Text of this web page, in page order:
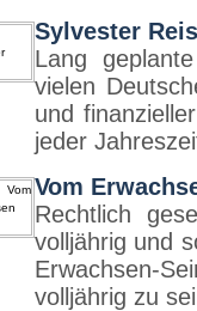
Sylvester
Lang
vielen
und
jeder
Vom
Rechtlich
volljährig und
Erwachsen-
volljährig zu